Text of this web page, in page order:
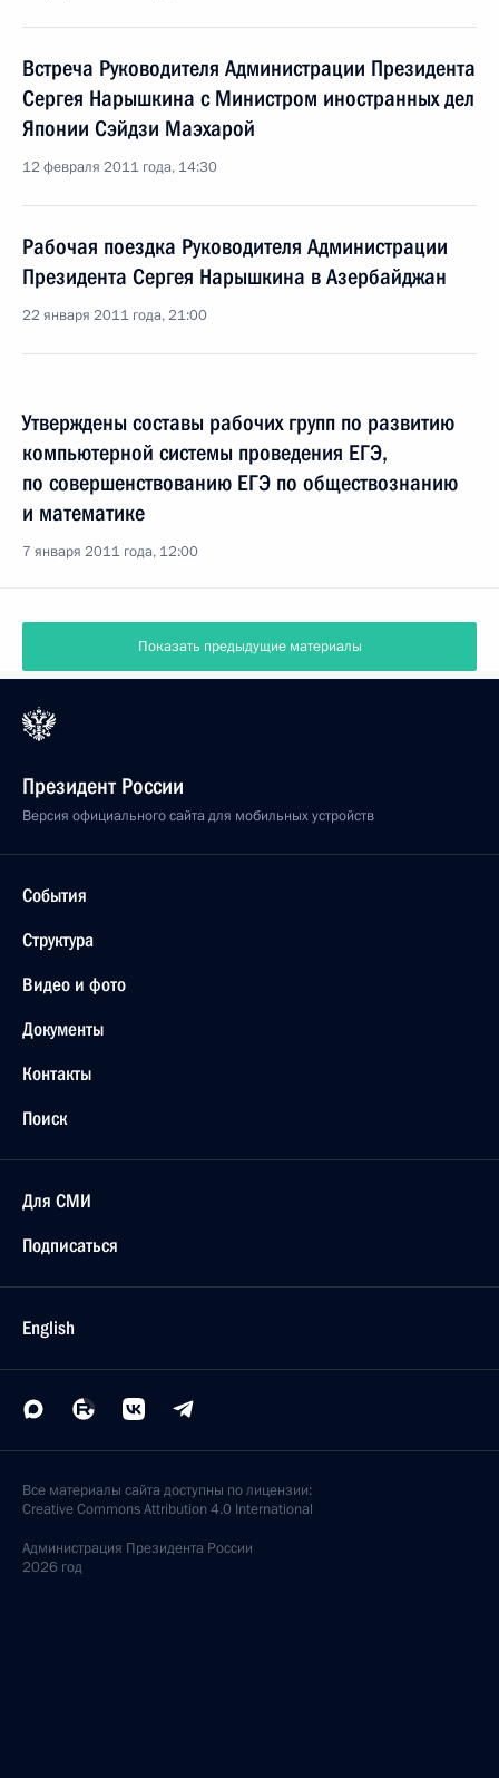
Встреча Руководителя Администрации Президента
Сергея Нарышкина с Министром иностранных дел
Японии Сэйдзи Маэхарой
12 февраля 2011 года, 14:30
Рабочая поездка Руководителя Администрации
Президента Сергея Нарышкина в Азербайджан
22 января 2011 года, 21:00
Утверждены составы рабочих групп по развитию
компьютерной системы проведения ЕГЭ,
по совершенствованию ЕГЭ по обществознанию
и математике
7 января 2011 года, 12:00
Показать предыдущие материалы
Президент России
Версия официального сайта для мобильных устройств
События
Структура
Видео и фото
Документы
Контакты
Поиск
Для СМИ
Подписаться
English
Все материалы сайта доступны по лицензии:
Creative Commons Attribution 4.0 International
Администрация Президента России
2026 год